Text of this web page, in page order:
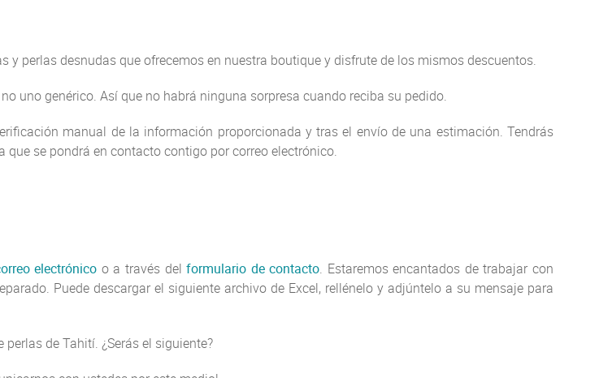
y perlas desnudas que ofrecemos en nuestra boutique y disfrute de los mismos descuentos.
uno genérico. Así que no habrá ninguna sorpresa cuando reciba su pedido.
manual de la información proporcionada y tras el envío de una estimación. Tendrás
se pondrá en contacto contigo por correo electrónico.
electrónico o a través delformulario de contacto. Estaremos encantados de trabajar con
Puede descargar el siguiente archivo de Excel, rellénelo y adjúntelo a su mensaje para
de Tahití. ¿Serás el siguiente?